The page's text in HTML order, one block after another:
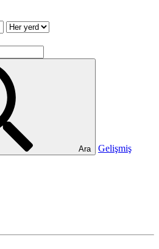
Ara
Gelişmiş